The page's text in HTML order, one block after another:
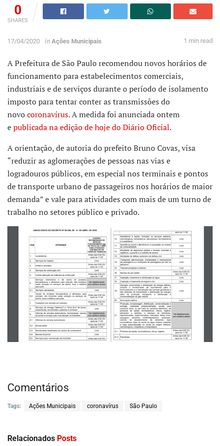
0
SHARES
17/04/2020 in Ações Municipais 1 min read
A Prefeitura de São Paulo recomendou novos horários de
funcionamento para estabelecimentos comerciais,
industriais e de serviços durante o período de isolamento
imposto para tentar conter as transmissões do
novocoronavírus. A medida foi anunciada ontem
epublicada na edição de hoje do Diário Oficial.
A orientação, de autoria do prefeito Bruno Covas, visa
“reduzir as aglomerações de pessoas nas vias e
logradouros públicos, em especial nos terminais e pontos
de transporte urbano de passageiros nos horários de maior
demanda” e vale para atividades com mais de um turno de
trabalho no setores público e privado.
Comentários
Tags: Ações Municipais coronavírus São Paulo
Relacionados Posts